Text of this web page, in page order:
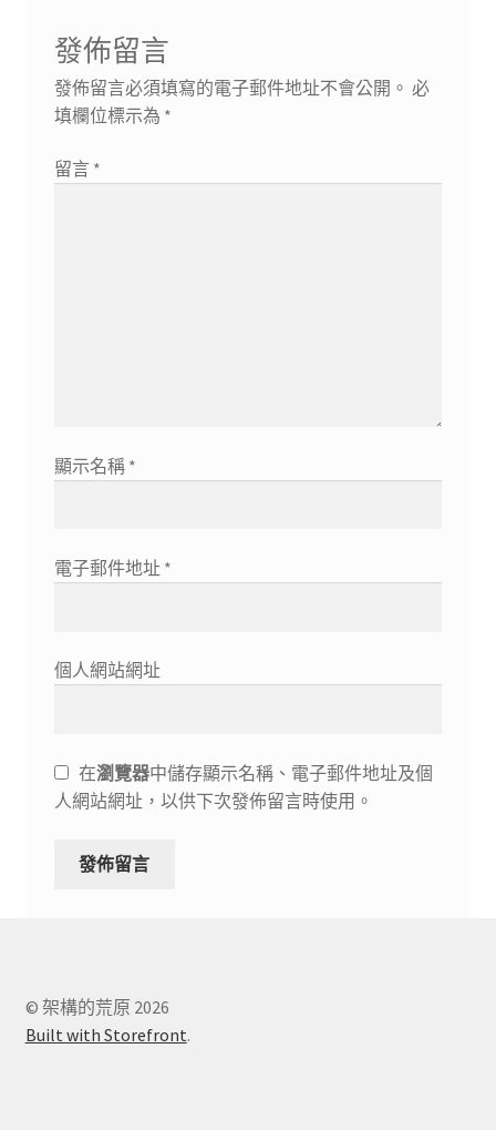
覽發佈留言
發佈留言必須填寫的電子郵件地址不會公開。 必
填欄位標示為 *
留言 *
顯示名稱 *
電子郵件地址 *
個人網站網址
在瀏覽器中儲存顯示名稱、電子郵件地址及個
人網站網址，以供下次發佈留言時使用。
© 架構的荒原 2026
Built with Storefront.